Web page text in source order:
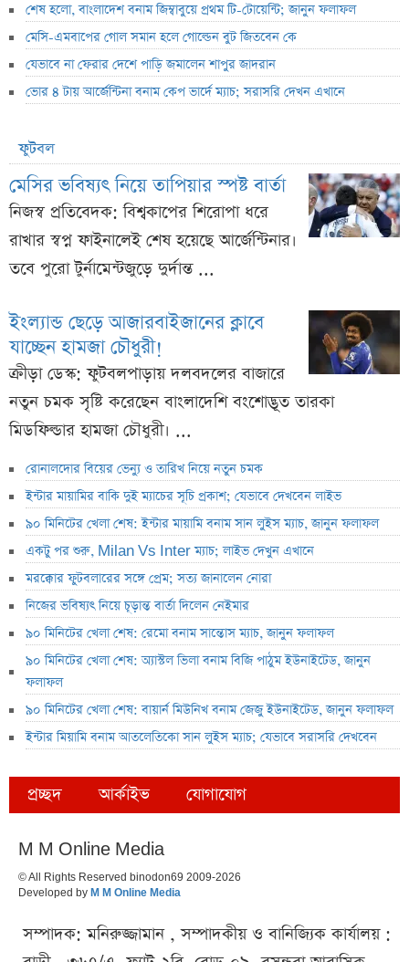
শেষ হলো, বাংলাদেশ বনাম জিম্বাবুয়ে প্রথম টি-টোয়েন্টি; জানুন ফলাফল
মেসি-এমবাপের গোল সমান হলে গোল্ডেন বুট জিতবেন কে
যেভাবে না ফেরার দেশে পাড়ি জমালেন শাপুর জাদরান
ভোর ৪ টায় আর্জেন্টিনা বনাম কেপ ভার্দে ম্যাচ; সরাসরি দেখন এখানে
ফুটবল
মেসির ভবিষ্যৎ নিয়ে তাপিয়ার স্পষ্ট বার্তা
নিজস্ব প্রতিবেদক: বিশ্বকাপের শিরোপা ধরে
রাখার স্বপ্ন ফাইনালেই শেষ হয়েছে আর্জেন্টিনার।
তবে পুরো টুর্নামেন্টজুড়ে দুর্দান্ত ...
ইংল্যান্ড ছেড়ে আজারবাইজানের ক্লাবে
যাচ্ছেন হামজা চৌধুরী!
ক্রীড়া ডেস্ক: ফুটবলপাড়ায় দলবদলের বাজারে
নতুন চমক সৃষ্টি করেছেন বাংলাদেশি বংশোদ্ভূত তারকা
মিডফিল্ডার হামজা চৌধুরী। ...
রোনালদোর বিয়ের ভেন্যু ও তারিখ নিয়ে নতুন চমক
ইন্টার মায়ামির বাকি দুই ম্যাচের সূচি প্রকাশ; যেভাবে দেখবেন লাইভ
৯০ মিনিটের খেলা শেষ: ইন্টার মায়ামি বনাম সান লুইস ম্যাচ, জানুন ফলাফল
একটু পর শুরু, Milan Vs Inter ম্যাচ; লাইভ দেখুন এখানে
মরক্কোর ফুটবলারের সঙ্গে প্রেম; সত্য জানালেন নোরা
নিজের ভবিষ্যৎ নিয়ে চূড়ান্ত বার্তা দিলেন নেইমার
৯০ মিনিটের খেলা শেষ: রেমো বনাম সান্তোস ম্যাচ, জানুন ফলাফল
৯০ মিনিটের খেলা শেষ: অ্যাস্টল ভিলা বনাম বিজি পাঠুম ইউনাইটেড, জানুন
ফলাফল
৯০ মিনিটের খেলা শেষ: বায়ার্ন মিউনিখ বনাম জেজু ইউনাইটেড, জানুন ফলাফল
ইন্টার মিয়ামি বনাম আতলেতিকো সান লুইস ম্যাচ; যেভাবে সরাসরি দেখবেন
প্রচ্ছদ আর্কাইভ যোগাযোগ
M M Online Media
© All Rights Reserved binodon69 2009-2026
Developed by M M Online Media
সম্পাদক: মনিরুজ্জামান , সম্পাদকীয় ও বানিজ্যিক কার্যালয় :